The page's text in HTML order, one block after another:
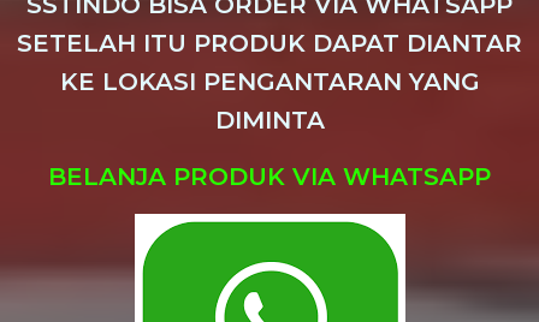
SETELAH ITU PRODUK DAPAT DIANTAR
KE LOKASI PENGANTARAN YANG
DIMINTA
BELANJA PRODUK VIA WHATSAPP